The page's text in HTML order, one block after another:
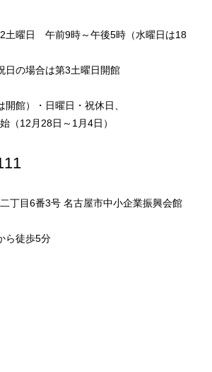
土曜日 午前9時～午後5時（水曜日は18
日の場合は第3土曜日開館
館）・日曜日・祝休日、
（12月28日～1月4日）
丁目6番3号 名古屋市中小企業振興会館
ら徒歩5分